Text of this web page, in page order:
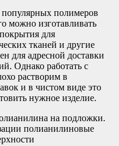
полимеров
можно изготавливать
для
тканей и другие
для адресной доставки
Однако работать с
растворим в
и в чистом виде это
нужное изделие.
на подложки.
полианилиновые